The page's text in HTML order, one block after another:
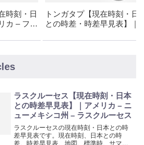
時刻・日
カ – フロ
トンガタプ【現在時刻・日
との時差・時差早見表】｜
ラスクルーセス【現在時刻・日本
との時差早見表】｜アメリカ – ニ
ューメキシコ州 – ラスクルーセス
ラスクルーセスの現在時刻・日本との時
差早見表です。現在時刻、日本との時
差、時差早見表、地図、標準時、サマー